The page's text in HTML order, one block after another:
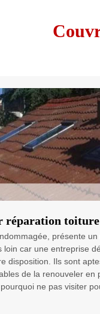
réparation toiture
présente
car une entreprise
disposition. Ils sont
de la renouveler en
ne pas visiter